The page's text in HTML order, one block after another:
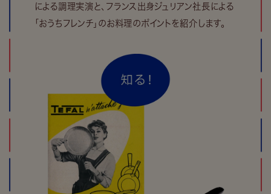
による調理実演と、フランス出身ジュリアン社長による
「おうちフレンチ」のお料理のポイントを紹介します。